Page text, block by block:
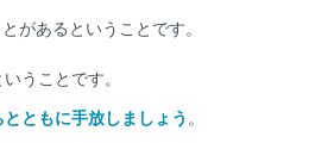
があるということです。
うことです。
ともに手放しましょう。